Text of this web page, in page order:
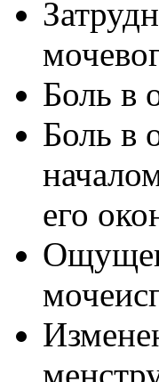
Боль в
Боль в
его